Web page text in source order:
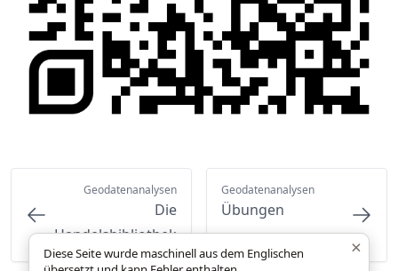
Geodatenanalysen
Die
Handelsbibliothek
Geodatenanalysen
Übungen
×
Diese Seite wurde maschinell aus dem Englischen